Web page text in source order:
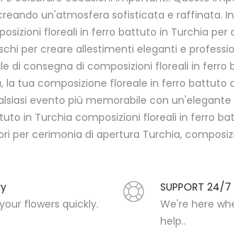
un'atmosfera sofisticata e raffinata.
floreali in ferro battuto in Turchia
per creare allestimenti eleganti e
di consegna di composizioni floreali in
la tua composizione floreale in ferro
evento più memorabile con
in Turchia composizioni floreali in ferro
per cerimonia di apertura Turchia,
flowers quickly.
SUPPORT 24/7
We're here
help..